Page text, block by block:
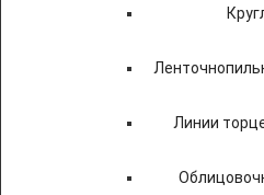
Линии